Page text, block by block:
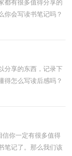
都有很多值得分享的
你会写读书笔记吗？
分享的东西，记录下
得怎么写读后感吗？
信你一定有很多值得
笔记了。那么我们该